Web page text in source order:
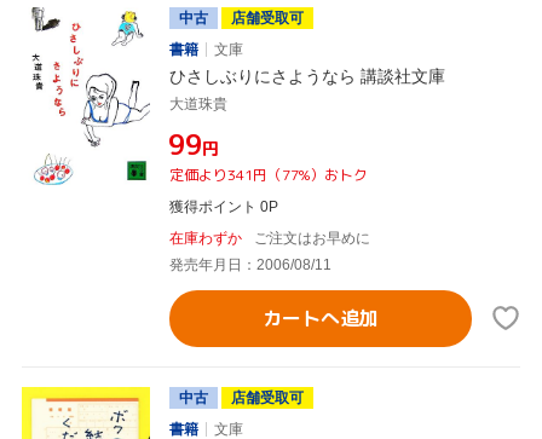
中古
店舗受取可
書籍
文庫
ひさしぶりにさようなら 講談社文庫
大道珠貴
¥99円
定価より341円（77%）おトク
獲得ポイント 0P
在庫わずか
ご注文はお早めに
発売年月日：2006/08/11
カートへ追加
中古
店舗受取可
書籍
文庫